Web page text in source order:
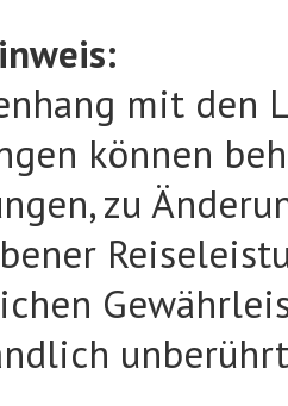
mit den
können
zu